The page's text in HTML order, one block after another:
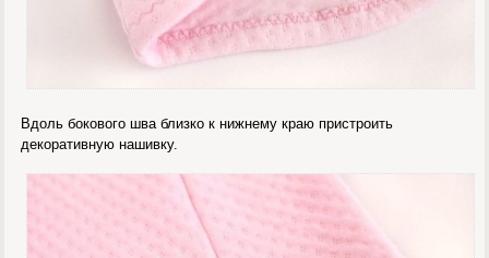
Вдоль бокового шва близко к нижнему краю пристроить
декоративную нашивку.